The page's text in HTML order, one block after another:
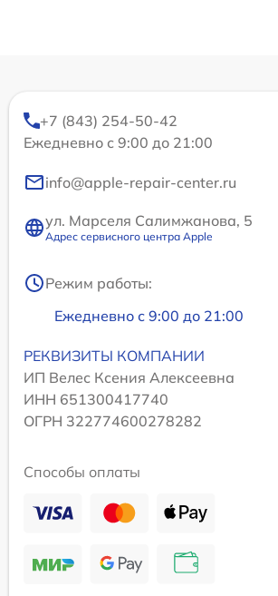
+7 (843) 254-50-42
Ежедневно с 9:00 до 21:00
info@apple-repair-center.ru
ул. Марселя Салимжанова, 5
Адрес сервисного центра Apple
Режим работы:
Ежедневно с 9:00 до 21:00
РЕКВИЗИТЫ КОМПАНИИ
ИП Велес Ксения Алексеевна
ИНН 651300417740
ОГРН 322774600278282
Способы оплаты